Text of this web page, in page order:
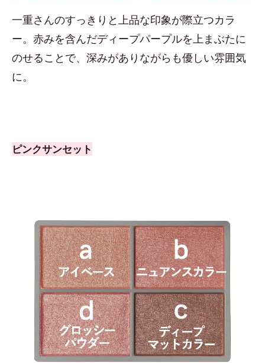
一重さんのすっきりと上品な印象が際立つカラ
ー。赤みを含んだディープパープルを上まぶたに
のせることで、深みがありながらも優しい雰囲気
に。
ピンクサンセット